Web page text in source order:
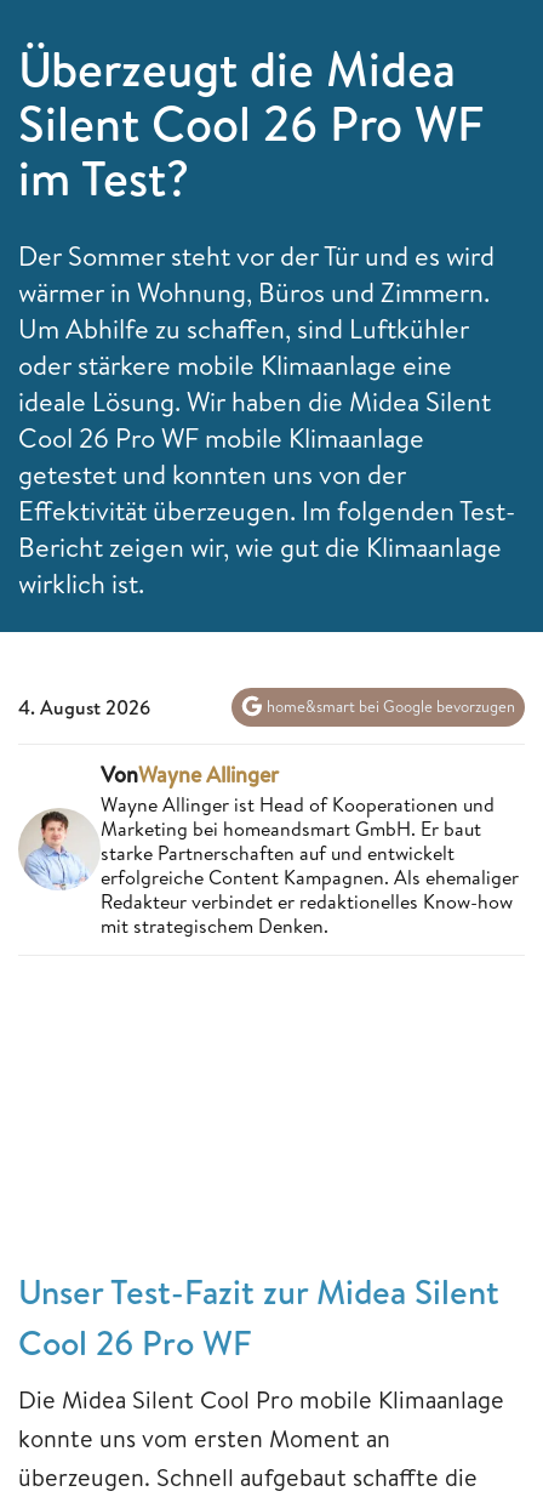
Überzeugt die Midea
Silent Cool 26 Pro WF
im Test?
Der Sommer steht vor der Tür und es wird
wärmer in Wohnung, Büros und Zimmern.
Um Abhilfe zu schaffen, sind Luftkühler
oder stärkere mobile Klimaanlage eine
ideale Lösung. Wir haben die Midea Silent
Cool 26 Pro WF mobile Klimaanlage
getestet und konnten uns von der
Effektivität überzeugen. Im folgenden Test-
Bericht zeigen wir, wie gut die Klimaanlage
wirklich ist.
4. August 2026 home&smart bei Google bevorzugen
VonWayne Allinger
Wayne Allinger ist Head of Kooperationen und
Marketing bei homeandsmart GmbH. Er baut
starke Partnerschaften auf und entwickelt
erfolgreiche Content Kampagnen. Als ehemaliger
Redakteur verbindet er redaktionelles Know-how
mit strategischem Denken.
Unser Test-Fazit zur Midea Silent
Cool 26 Pro WF
Die Midea Silent Cool Pro mobile Klimaanlage
konnte uns vom ersten Moment an
überzeugen. Schnell aufgebaut schaffte die